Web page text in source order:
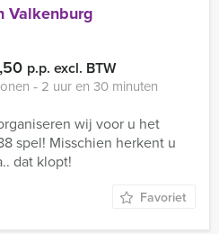
Valkenburg
p.p. excl. BTW
‐ 2 uur en 30 minuten
wij voor u het
spel! Misschien herkent u
dat klopt!
Favoriet